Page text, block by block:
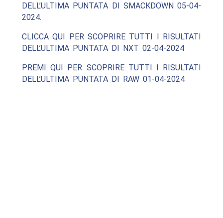
DELL’ULTIMA PUNTATA DI SMACKDOWN 05-04-
2024.
CLICCA QUI PER SCOPRIRE TUTTI I RISULTATI
DELL’ULTIMA PUNTATA DI NXT 02-04-2024
PREMI QUI PER SCOPRIRE TUTTI I RISULTATI
DELL’ULTIMA PUNTATA DI RAW 01-04-2024